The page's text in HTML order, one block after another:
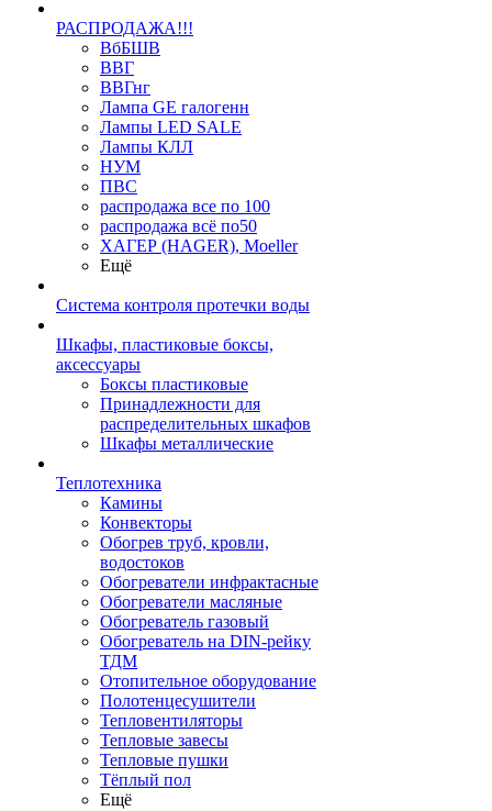
РАСПРОДАЖА!!!
ВбБШВ
ВВГ
ВВГнг
Лампа GE галогенн
Лампы LED SALE
Лампы КЛЛ
НУМ
ПВС
распродажа все по 100
распродажа всё по50
ХАГЕР (HAGER), Moeller
Ещё
Система контроля протечки воды
Шкафы, пластиковые боксы,
аксессуары
Боксы пластиковые
Принадлежности для
распределительных шкафов
Шкафы металлические
Теплотехника
Камины
Конвекторы
Обогрев труб, кровли,
водостоков
Обогреватели инфрактасные
Обогреватели масляные
Обогреватель газовый
Обогреватель на DIN-рейку
ТДМ
Отопительное оборудование
Полотенцесушители
Тепловентиляторы
Тепловые завесы
Тепловые пушки
Тёплый пол
Ещё